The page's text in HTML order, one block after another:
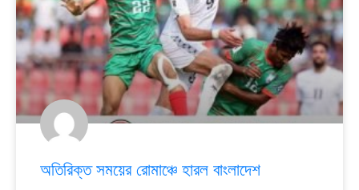
অতিরিক্ত সময়ের রোমাঞ্চে হারল বাংলাদেশ